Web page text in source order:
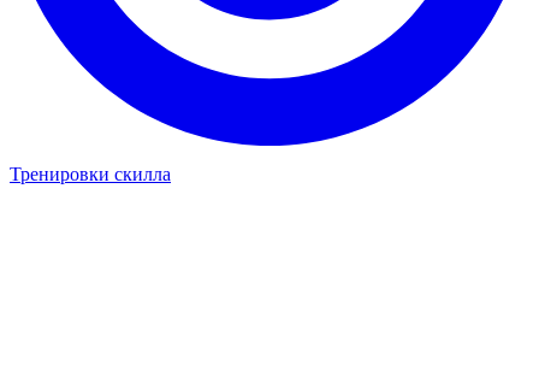
Тренировки скилла